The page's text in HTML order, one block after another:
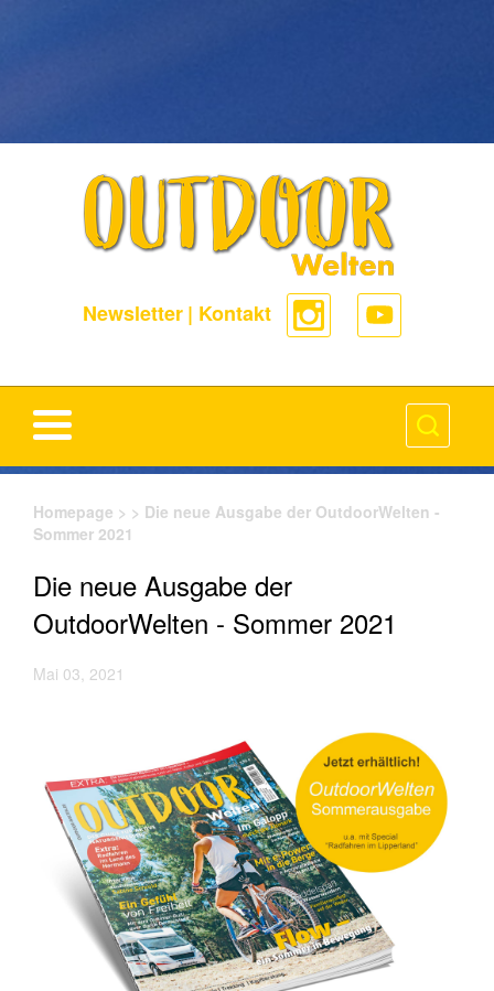
Newsletter | Kontakt
Homepage > > Die neue Ausgabe der OutdoorWelten -
Sommer 2021
Die neue Ausgabe der
OutdoorWelten - Sommer 2021
Mai 03, 2021